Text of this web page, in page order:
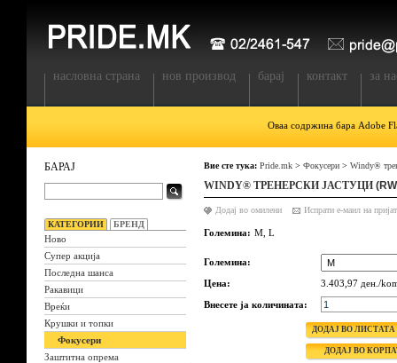
насловна страна нов производ барај контакт за
Оваа содржина бара Adobe
БАРАЈ
КАТЕГОРИИ БРЕНД
Ново
Супер акција
Последна шанса
Ракавици
Вреќи
Крушки и топки
Фокусери
Заштитна опрема
Вие сте тука: Pride.mk > Фокусери > Windy®
WINDY® ТРЕНЕРСКИ ЈАСТУЦИ
Додај во омилени
Големина: M, L
Големина:
Цена:
3.403,97 ден./
Внесете ја количината: